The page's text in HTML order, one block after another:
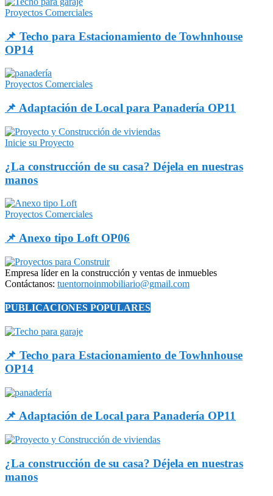
Proyectos Comerciales
📌 Techo para Estacionamiento de Towhnhouse
OP14
Proyectos Comerciales
📌 Adaptación de Local para Panadería OP11
Inicie su Proyecto
¿La construcción de su casa? Déjela en nuestras
manos
Proyectos Comerciales
📌 Anexo tipo Loft OP06
Empresa líder en la construcción y ventas de inmuebles
Contáctanos: tuentornoinmobiliario@gmail.com
PUBLICACIONES POPULARES
📌 Techo para Estacionamiento de Towhnhouse
OP14
📌 Adaptación de Local para Panadería OP11
¿La construcción de su casa? Déjela en nuestras
manos